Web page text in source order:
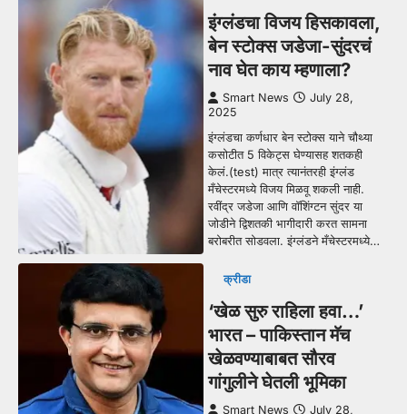
इंग्लंडचा विजय हिसकावला,
बेन स्टोक्स जडेजा-सुंदरचं
नाव घेत काय म्हणाला?
Smart News
July 28,
2025
इंग्लंडचा कर्णधार बेन स्टोक्स याने चौथ्या
कसोटीत 5 विकेट्स घेण्यासह शतकही
केलं.(test) मात्र त्यानंतरही इंग्लंड
मँचेस्टरमध्ये विजय मिळवू शकली नाही.
रवींद्र जडेजा आणि वॉशिंग्टन सुंदर या
जोडीने द्विशतकी भागीदारी करत सामना
बरोबरीत सोडवला. इंग्लंडने मँचेस्टरमध्ये…
क्रीडा
‘खेळ सुरु राहिला हवा…’
भारत – पाकिस्तान मॅच
खेळवण्याबाबत सौरव
गांगुलीने घेतली भूमिका
Smart News July 28,